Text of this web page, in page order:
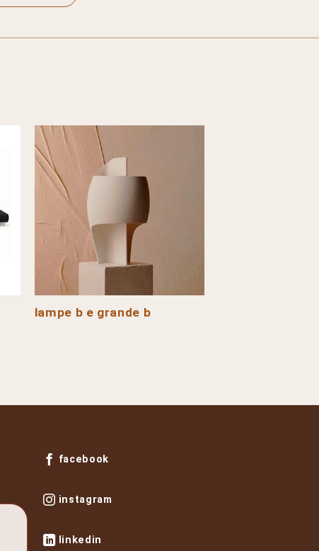
lampe b e grande b
facebook
instagram
linkedin